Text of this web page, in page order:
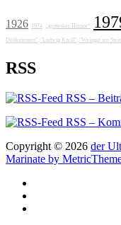
1926 1974 „grotesker Humor“
Delikatessen" "Ludwig Knoll" "Weingut am
RSS
RSS –
RSS –
Copyright © 2026 der
Marinate by